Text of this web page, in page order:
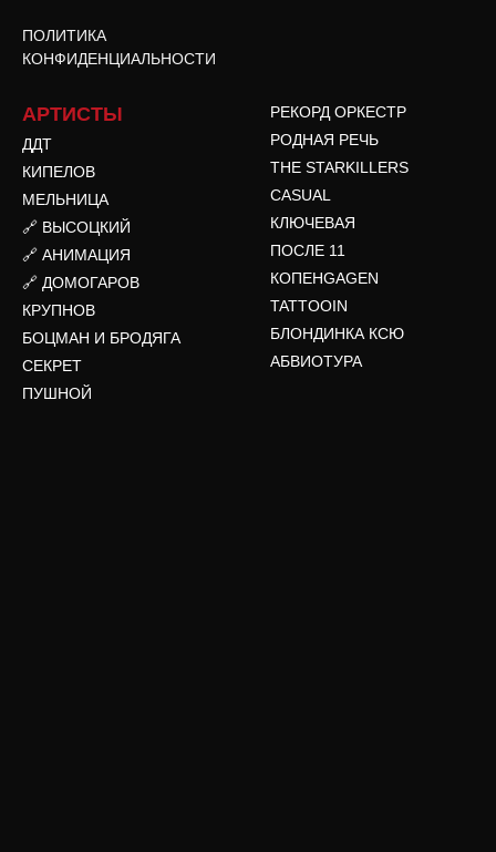
ПОЛИТИКА
КОНФИДЕНЦИАЛЬНОСТИ
АРТИСТЫ
ДДТ
КИПЕЛОВ
МЕЛЬНИЦА
🔗 ВЫСОЦКИЙ
🔗 АНИМАЦИЯ
🔗 ДОМОГАРОВ
КРУПНОВ
БОЦМАН И БРОДЯГА
СЕКРЕТ
ПУШНОЙ
РЕКОРД ОРКЕСТР
РОДНАЯ РЕЧЬ
THE STARKILLERS
CASUAL
КЛЮЧЕВАЯ
ПОСЛЕ 11
КОПЕНGAGEN
TATTOOIN
БЛОНДИНКА КСЮ
АБВИОТУРА